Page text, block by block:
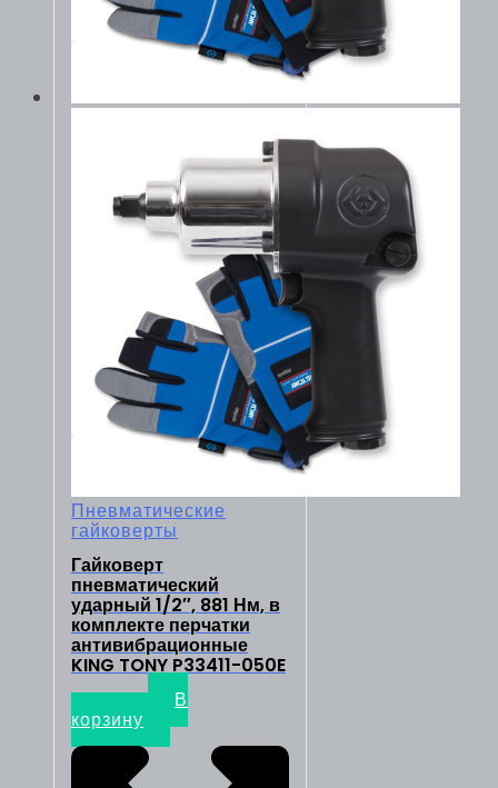
Пневматические
гайковерты
Гайковерт
пневматический
ударный 1/2″, 881 Нм, в
комплекте перчатки
антивибрационные
KING TONY P33411-050E
26300₽ В
корзину